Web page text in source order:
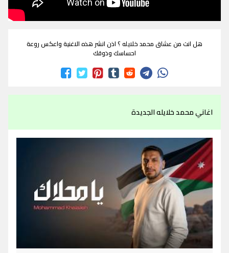
هل انت من عشاق محمد خلايله ؟ اذن انشر هذه الاغنية واعكس روعة
احساسك وذوقك
اغاني محمد خلايله الجديدة